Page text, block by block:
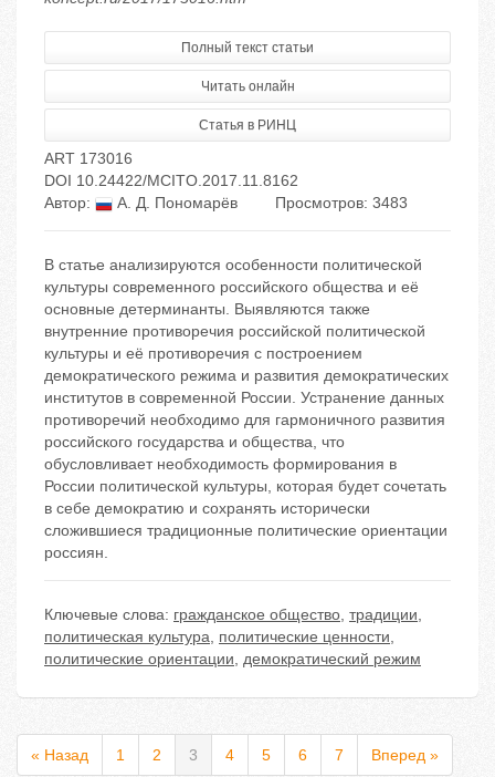
Полный текст статьи
Читать онлайн
Статья в РИНЦ
ART 173016
DOI 10.24422/MCITO.2017.11.8162
Автор:
А. Д. Пономарёв Просмотров: 3483
В статье анализируются особенности политической
культуры современного российского общества и её
основные детерминанты. Выявляются также
внутренние противоречия российской политической
культуры и её противоречия с построением
демократического режима и развития демократических
институтов в современной России. Устранение данных
противоречий необходимо для гармоничного развития
российского государства и общества, что
обусловливает необходимость формирования в
России политической культуры, которая будет сочетать
в себе демократию и сохранять исторически
сложившиеся традиционные политические ориентации
россиян.
Ключевые слова: гражданское общество, традиции,
политическая культура, политические ценности,
политические ориентации, демократический режим
« Назад 1 2 3 4 5 6 7 Вперед »